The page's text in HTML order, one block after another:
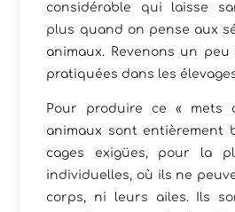
considérable qui laisse
plus quand on pense aux
animaux. Revenons un
pratiquées dans les
Pour produire ce « mets
animaux sont entièrement
cages exigües, pour la
individuelles, où ils ne
corps, ni leurs ailes. Ils